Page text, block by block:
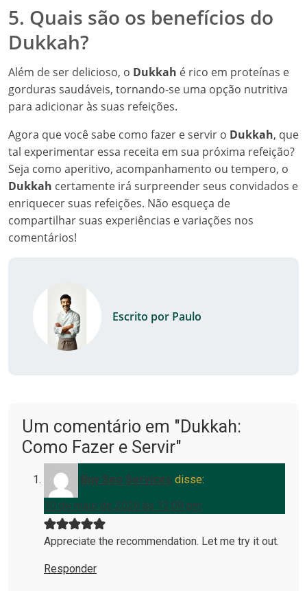
5. Quais são os benefícios do
Dukkah?
Além de ser delicioso, o Dukkah é rico em proteínas e
gorduras saudáveis, tornando-se uma opção nutritiva
para adicionar às suas refeições.
Agora que você sabe como fazer e servir o Dukkah, que
tal experimentar essa receita em sua próxima refeição?
Seja como aperitivo, acompanhamento ou tempero, o
Dukkah certamente irá surpreender seus convidados e
enriquecer suas refeições. Não esqueça de
compartilhar suas experiências e variações nos
comentários!
Escrito por Paulo
Um comentário em "Dukkah:
Como Fazer e Servir"
Buy Seo Services disse:
10 de maio de 2026 às 12:09 pm
Appreciate the recommendation. Let me try it out.
Responder